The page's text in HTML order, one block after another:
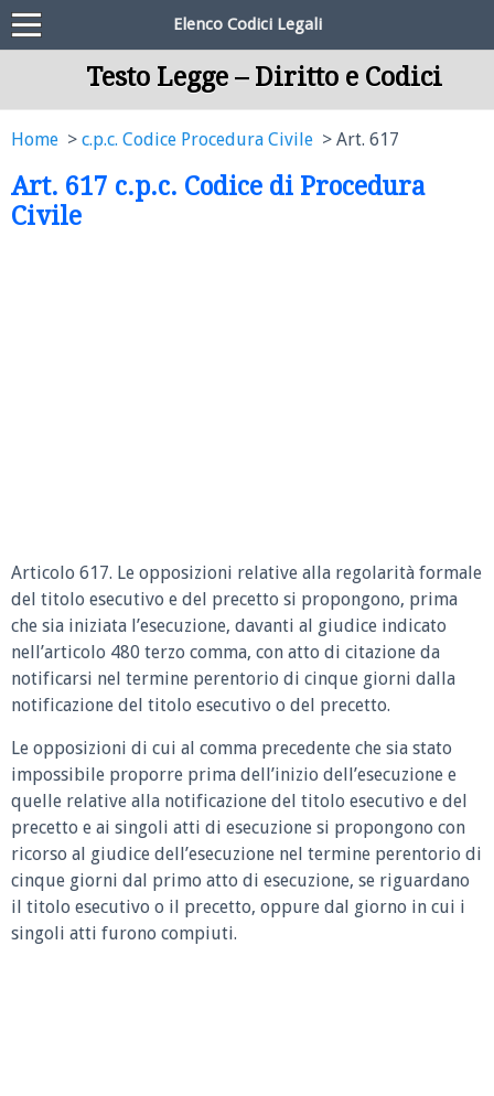
Elenco Codici Legali
Testo Legge – Diritto e Codici
Home c.p.c. Codice Procedura Civile Art. 617
Art. 617 c.p.c. Codice di Procedura
Civile
Articolo 617. Le opposizioni relative alla regolarità formale
del titolo esecutivo e del precetto si propongono, prima
che sia iniziata l’esecuzione, davanti al giudice indicato
nell’articolo 480 terzo comma, con atto di citazione da
notificarsi nel termine perentorio di cinque giorni dalla
notificazione del titolo esecutivo o del precetto.
Le opposizioni di cui al comma precedente che sia stato
impossibile proporre prima dell’inizio dell’esecuzione e
quelle relative alla notificazione del titolo esecutivo e del
precetto e ai singoli atti di esecuzione si propongono con
ricorso al giudice dell’esecuzione nel termine perentorio di
cinque giorni dal primo atto di esecuzione, se riguardano
il titolo esecutivo o il precetto, oppure dal giorno in cui i
singoli atti furono compiuti.